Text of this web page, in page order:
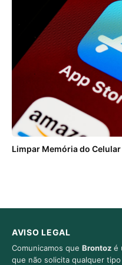
Limpar Memória do
AVISO LEGAL
Comunicamos que Brontoz é
que não solicita qualquer